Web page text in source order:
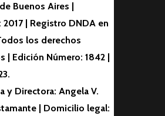
Buenos Aires |
| Registro DNDA en
los derechos
| Edición Número: 1842 |
y Directora: Angela V.
| Domicilio legal: